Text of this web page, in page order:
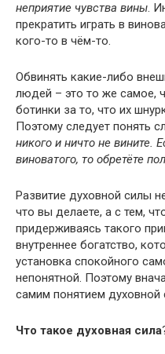
неприятие чувства вины.
прекратить играть в
кого-то в чём-то.
Обвинять какие-либо
людей – это то же самое,
ботинки за то, что их
Поэтому следует понять
никого и ничто не вините.
виноватого, то обретёте
Развитие духовной силы
что вы делаете, а с тем,
придерживаясь такого
внутреннее богатство,
установка спокойного
непонятной. Поэтому
самим понятием духовной
Что такое духовная сила